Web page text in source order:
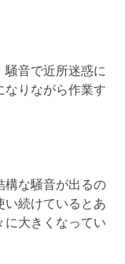
騒音で近所迷惑に
なりながら作業す
構な騒音が出るの
い続けているとあ
に大きくなってい